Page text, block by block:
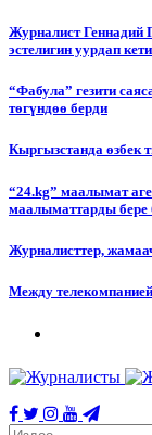
Журналист Геннадий
эстелигин уурдап
“Фабула” гезити
төгүндөө берди
Кыргызстанда
“24.kg” маалымат
маалыматтарды бере
Журналисттер,
Между